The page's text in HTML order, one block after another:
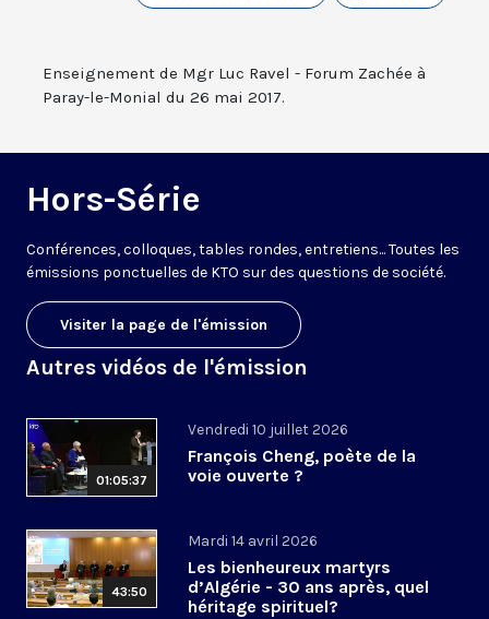
Enseignement de Mgr Luc Ravel - Forum Zachée à
Paray-le-Monial du 26 mai 2017.
Hors-Série
Conférences, colloques, tables rondes, entretiens... Toutes les
émissions ponctuelles de KTO sur des questions de société.
Visiter la page de l'émission
Autres vidéos de l'émission
01:05:37
Vendredi 10 juillet 2026
François Cheng, poète de la
voie ouverte ?
43:50
Mardi 14 avril 2026
Les bienheureux martyrs
d’Algérie - 30 ans après, quel
héritage spirituel?